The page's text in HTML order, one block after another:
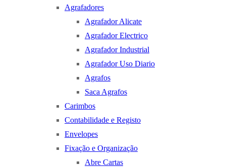
Agrafadores
Agrafador Alicate
Agrafador Electrico
Agrafador Industrial
Agrafador Uso Diario
Agrafos
Saca Agrafos
Carimbos
Contabilidade e Registo
Envelopes
Fixação e Organização
Abre Cartas